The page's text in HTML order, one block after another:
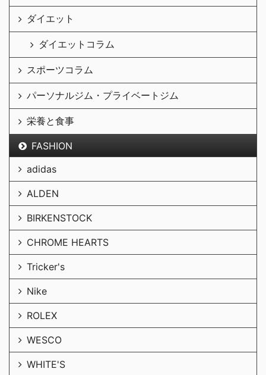
ダイエット
ダイエットコラム
スポーツコラム
パーソナルジム・プライベートジム
栄養と食事
FASHION
adidas
ALDEN
BIRKENSTOCK
CHROME HEARTS
Tricker's
Nike
ROLEX
WESCO
WHITE'S